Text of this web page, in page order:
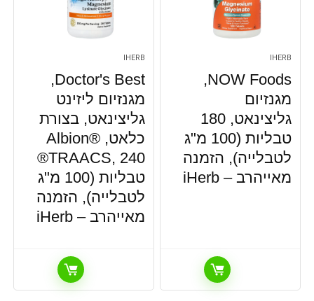
IHERB
NOW Foods‏,
מגנזיום
גליצינאט, 180
טבליות (100 מ"ג
לטבלייה), הזמנה
מאייהרב – iHerb
IHERB
Doctor's Best‏,
מגנזיום ליזינט
גליצינאט, בצורת
כלאט, Albion®
®TRAACS, 240
טבליות (100 מ"ג
לטבלייה), הזמנה
מאייהרב – iHerb